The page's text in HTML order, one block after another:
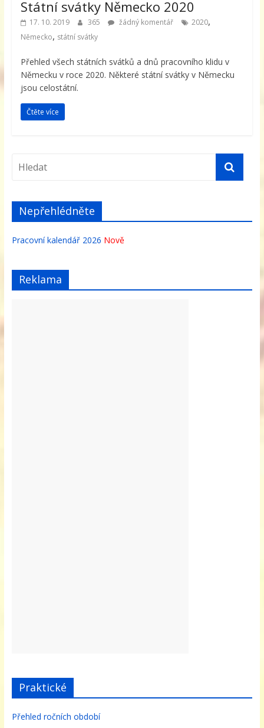
Státní svátky Německo 2020
17. 10. 2019 365 žádný komentář 2020,
Německo, státní svátky
Přehled všech státních svátků a dnů pracovního klidu v
Německu v roce 2020. Některé státní svátky v Německu
jsou celostátní.
Čtěte více
Nepřehlédněte
Pracovní kalendář 2026 Nově
Reklama
Praktické
Přehled ročních období